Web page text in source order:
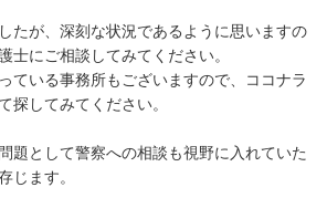
たが、深刻な状況であるように思いますの
士にご相談してみてください。
ている事務所もございますので、ココナラ
探してみてください。
題として警察への相談も視野に入れていた
じます。